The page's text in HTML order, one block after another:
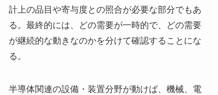
計上の品目や寄与度との照合が必要な部分でもあ
る。最終的には、どの需要が一時的で、どの需要
が継続的な動きなのかを分けて確認することにな
る。
半導体関連の設備・装置分野が動けば、機械、電